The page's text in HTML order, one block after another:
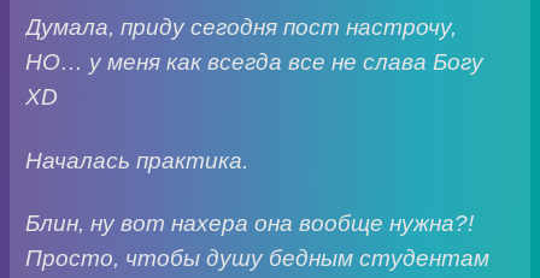
Думала, приду сегодня пост настрочу,
НО… у меня как всегда все не слава Богу
XD
Началась практика.
Блин, ну вот нахера она вообще нужна?!
Просто, чтобы душу бедным студентам